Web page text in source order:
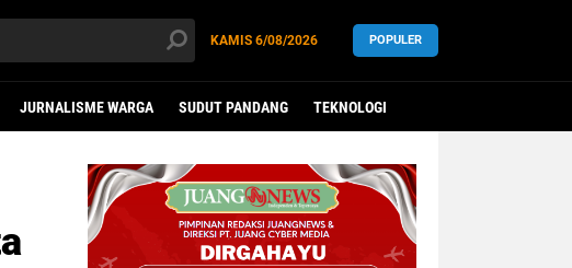
KAMIS 6/08/2026 POPULER
JURNALISME WARGA SUDUT PANDANG TEKNOLOGI